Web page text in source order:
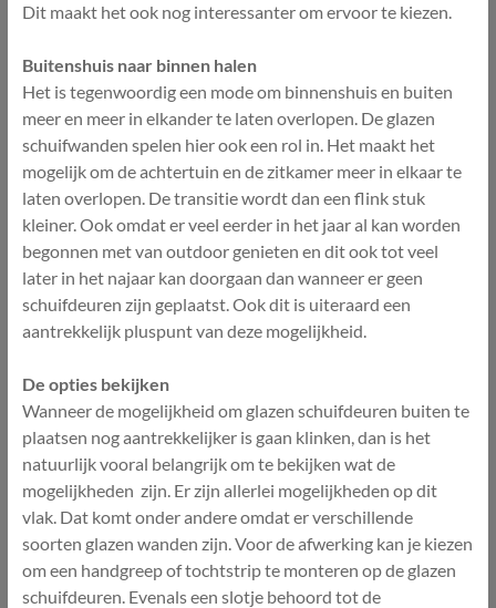
Dit maakt het ook nog interessanter om ervoor te kiezen.
Buitenshuis naar binnen halen
Het is tegenwoordig een mode om binnenshuis en buiten
meer en meer in elkander te laten overlopen. De glazen
schuifwanden spelen hier ook een rol in. Het maakt het
mogelijk om de achtertuin en de zitkamer meer in elkaar te
laten overlopen. De transitie wordt dan een flink stuk
kleiner. Ook omdat er veel eerder in het jaar al kan worden
begonnen met van outdoor genieten en dit ook tot veel
later in het najaar kan doorgaan dan wanneer er geen
schuifdeuren zijn geplaatst. Ook dit is uiteraard een
aantrekkelijk pluspunt van deze mogelijkheid.
De opties bekijken
Wanneer de mogelijkheid om glazen schuifdeuren buiten te
plaatsen nog aantrekkelijker is gaan klinken, dan is het
natuurlijk vooral belangrijk om te bekijken wat de
mogelijkheden zijn. Er zijn allerlei mogelijkheden op dit
vlak. Dat komt onder andere omdat er verschillende
soorten glazen wanden zijn. Voor de afwerking kan je kiezen
om een handgreep of tochtstrip te monteren op de glazen
schuifdeuren. Evenals een slotje behoord tot de